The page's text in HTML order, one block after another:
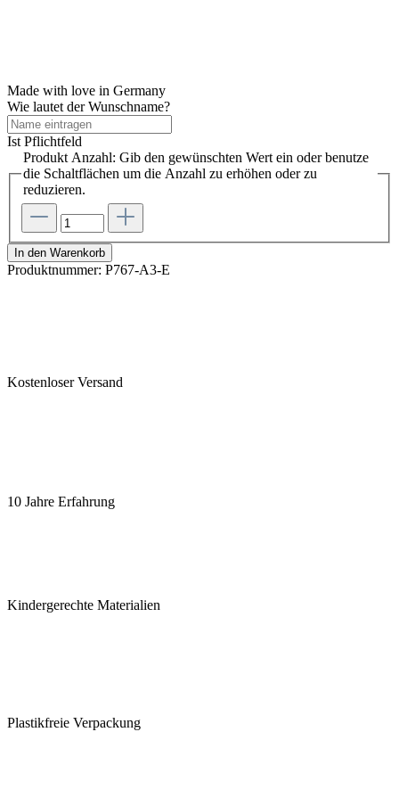
Made with love in Germany
Wie lautet der Wunschname?
Ist Pflichtfeld
Produkt Anzahl: Gib den gewünschten Wert ein oder benutze
die Schaltflächen um die Anzahl zu erhöhen oder zu
reduzieren.
In den Warenkorb
Produktnummer: P767-A3-E
Kostenloser Versand
10 Jahre Erfahrung
Kindergerechte Materialien
Plastikfreie Verpackung